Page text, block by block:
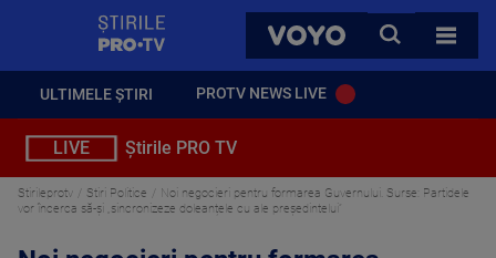
VOYO
CAUTA
TOATE
ULTIMELE ȘTIRI PROTV NEWS LIVE
LIVE Știrile PRO TV
Stirileprotv Stiri Politice
Noi negocieri pentru formarea Guvernului. Surse: Partidele
vor încerca să-și „sincronizeze doleanțele cu ale președintelui”